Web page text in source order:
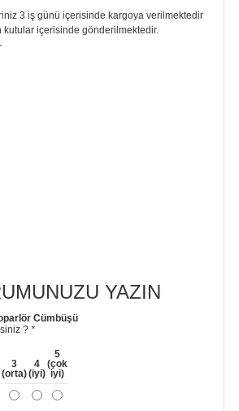
3 iş günü içerisinde kargoya verilmektedir
kutular içerisinde gönderilmektedir.
birlikte ücretsiz olarak gönderilecektir.
kağıdı ile aynıdır. Siparişiniz ile birlikte
istiyorsanız yine bize telefon
YAZIN
Cümbüşü
?*
3
(orta)
4
(iyi)
5
(çok
iyi)